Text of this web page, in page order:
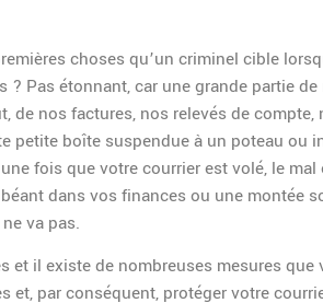
choses qu’un criminel cible
Pas étonnant, car une grande partie
de nos factures, nos relevés de
petite boîte suspendue à un poteau ou
fois que votre courrier est volé, le
dans vos finances ou une montée
va pas.
il existe de nombreuses mesures que
par conséquent, protéger votre